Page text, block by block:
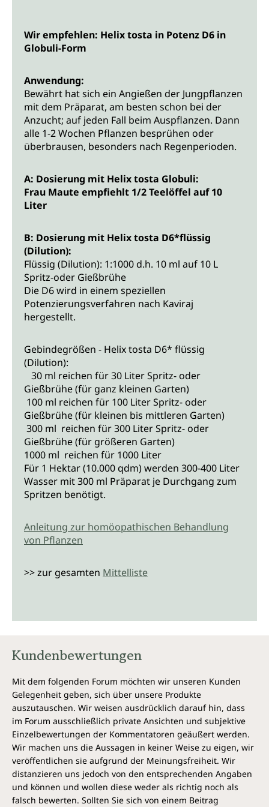
Wir empfehlen: Helix tosta in Potenz D6 in
Globuli-Form
Anwendung:
Bewährt hat sich ein Angießen der Jungpflanzen
mit dem Präparat, am besten schon bei der
Anzucht; auf jeden Fall beim Auspflanzen. Dann
alle 1-2 Wochen Pflanzen besprühen oder
überbrausen, besonders nach Regenperioden.
A: Dosierung mit Helix tosta Globuli:
Frau Maute empfiehlt 1/2 Teelöffel auf 10
Liter
B: Dosierung mit Helix tosta D6*flüssig
(Dilution):
Flüssig (Dilution): 1:1000 d.h. 10 ml auf 10 L
Spritz-oder Gießbrühe
Die D6 wird in einem speziellen
Potenzierungsverfahren nach Kaviraj
hergestellt.
Gebindegrößen - Helix tosta D6* flüssig
(Dilution):
30 ml reichen für 30 Liter Spritz- oder
Gießbrühe (für ganz kleinen Garten)
100 ml reichen für 100 Liter Spritz- oder
Gießbrühe (für kleinen bis mittleren Garten)
300 ml reichen für 300 Liter Spritz- oder
Gießbrühe (für größeren Garten)
1000 ml reichen für 1000 Liter
Für 1 Hektar (10.000 qdm) werden 300-400 Liter
Wasser mit 300 ml Präparat je Durchgang zum
Spritzen benötigt.
Anleitung zur homöopathischen Behandlung
von Pflanzen
>> zur gesamten Mittelliste
Kundenbewertungen
Mit dem folgenden Forum möchten wir unseren Kunden
Gelegenheit geben, sich über unsere Produkte
auszutauschen. Wir weisen ausdrücklich darauf hin, dass
im Forum ausschließlich private Ansichten und subjektive
Einzelbewertungen der Kommentatoren geäußert werden.
Wir machen uns die Aussagen in keiner Weise zu eigen, wir
veröffentlichen sie aufgrund der Meinungsfreiheit. Wir
distanzieren uns jedoch von den entsprechenden Angaben
und können und wollen diese weder als richtig noch als
falsch bewerten. Sollten Sie sich von einem Beitrag